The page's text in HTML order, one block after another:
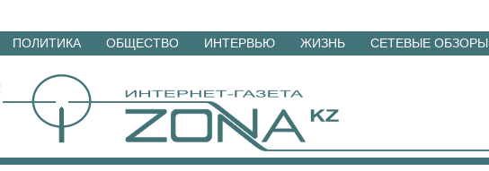
Перейти
материалам
ПОЛИТИКА ОБЩЕСТВО ИНТЕРВЬЮ ЖИЗНЬ СЕТЕВЫЕ ОБЗОРЫ